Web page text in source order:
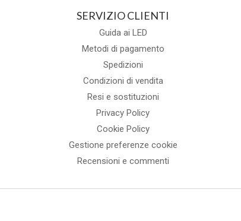
SERVIZIO CLIENTI
Guida ai LED
Metodi di pagamento
Spedizioni
Condizioni di vendita
Resi e sostituzioni
Privacy Policy
Cookie Policy
Gestione preferenze cookie
Recensioni e commenti